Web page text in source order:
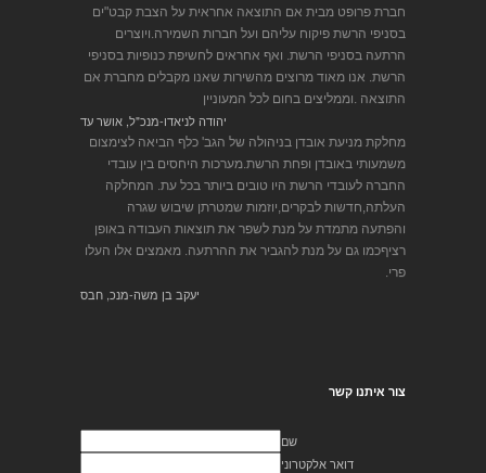
חברת פרופט מבית אם התוצאה אחראית על הצבת קבט"ים
בסניפי הרשת פיקוח עליהם ועל חברות השמירה.ויוצרים
הרתעה בסניפי הרשת. ואף אחראים לחשיפת כנופיות בסניפי
הרשת. אנו מאוד מרוצים מהשירות שאנו מקבלים מחברת אם
התוצאה .וממליצים בחום לכל המעוניין
יהודה לניאדו-מנכ"ל, אושר עד
מחלקת מניעת אובדן בניהולה של הגב' כלף הביאה לצימצום
משמעותי באובדן ופחת הרשת.מערכות היחסים בין עובדי
החברה לעובדי הרשת היו טובים ביותר בכל עת. המחלקה
העלתה,חדשות לבקרים,יוזמות שמטרתן שיבוש שגרה
והפתעה מתמדת על מנת לשפר את תוצאות העבודה באופן
רציףכמו גם על מנת להגביר את ההרתעה. מאמצים אלו העלו
פרי.
יעקב בן משה-מנכ, חבס
צור איתנו קשר
שם
דואר אלקטרוני